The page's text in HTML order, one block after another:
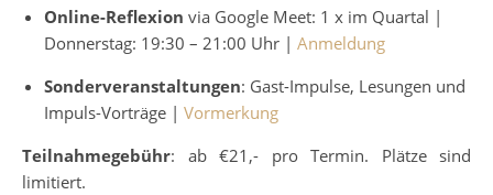
Online-Reflexion via Google Meet: 1 x im Quartal |
Donnerstag: 19:30 – 21:00 Uhr | Anmeldung
Sonderveranstaltungen: Gast-Impulse, Lesungen und
Impuls-Vorträge | Vormerkung
Teilnahmegebühr: ab €21,- pro Termin. Plätze sind
limitiert.